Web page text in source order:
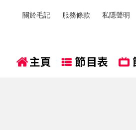
關於毛記 服務條款 私隱聲明